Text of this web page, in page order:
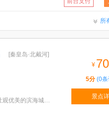
所
[秦皇岛·北戴河]
特色：来秦皇岛北戴河旅游，乘大型游船出海观光，饱览秦皇岛北戴河山海关壮观优美的滨海城市芳容，体验
¥ 70
5分(0条
景点